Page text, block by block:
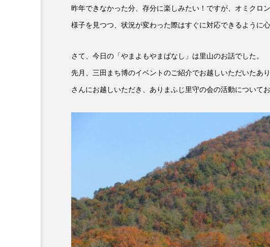
1975年の
2026 2026年
6月号 77 7月 accototo
DEPARTURES FACES PLACES
IT’S OKAY！ J-POP JAZZ
昨年できなかった分、存分に楽しみたい！ですが、オミクロ
様子を見つつ、状況が変わった際はすぐに対応できるように
さて、今日の「やまよもやまばなし」は里山のお話でした。
先月、三田まち博のイベントのご紹介でお越しいただいたあ
さんにお越しいただき、ありまふじ里守の会の活動について